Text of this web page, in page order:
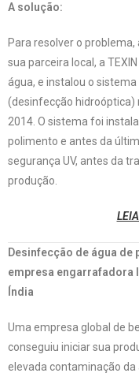
A solução:
Para resolver o
sua parceira local, a
água, e instalou o
(desinfecção hidroóptica)
2014. O sistema foi
polimento e antes da
segurança UV, antes da
produção.
Desinfecção de água
empresa engarrafadora
Índia
Uma empresa global de
conseguiu iniciar sua
elevada contaminação